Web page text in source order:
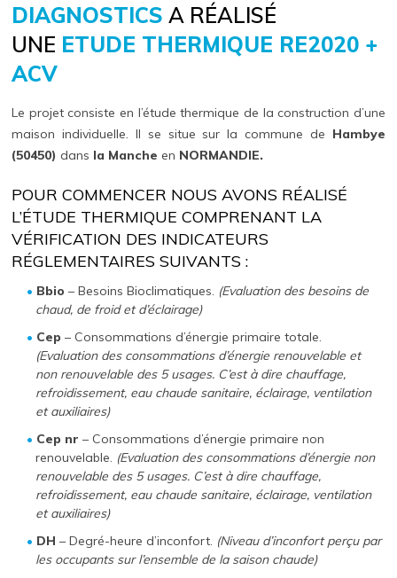
DIAGNOSTICS A RÉALISÉ
UNE ETUDE THERMIQUE RE2020 +
ACV
Le projet consiste en l’étude thermique de la construction d’une
maison individuelle. Il se situe sur la commune de Hambye
(50450) dans la Mancheen NORMANDIE.
POUR COMMENCER NOUS AVONS RÉALISÉ
L’ÉTUDE THERMIQUE COMPRENANT LA
VÉRIFICATION DES INDICATEURS
RÉGLEMENTAIRES SUIVANTS :
Bbio – Besoins Bioclimatiques. (Evaluation des besoins de
chaud, de froid et d’éclairage)
Cep – Consommations d’énergie primaire totale.
(Evaluation des consommations d’énergie renouvelable et
non renouvelable des 5 usages. C’est à dire chauffage,
refroidissement, eau chaude sanitaire, éclairage, ventilation
et auxiliaires)
Cep nr – Consommations d’énergie primaire non
renouvelable. (Evaluation des consommations d’énergie non
renouvelable des 5 usages. C’est à dire chauffage,
refroidissement, eau chaude sanitaire, éclairage, ventilation
et auxiliaires)
DH – Degré-heure d’inconfort. (Niveau d’inconfort perçu par
les occupants sur l’ensemble de la saison chaude)